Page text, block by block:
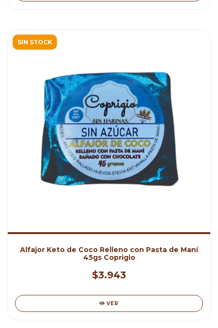
SIN STOCK
Alfajor Keto de Coco Relleno con Pasta de Maní
45gs Coprigio
$3.943
VER